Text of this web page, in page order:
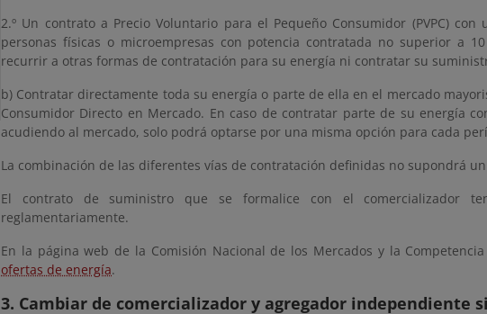
2.º Un contrato a Precio Voluntario para el Pequeño Consumidor (PVPC)
personas físicas o microempresas con potencia contratada no superior a
recurrir a otras formas de contratación para su energía ni contratar su
b) Contratar directamente toda su energía o parte de ella en el mercado
Consumidor Directo en Mercado. En caso de contratar parte de su energía
acudiendo al mercado, solo podrá optarse por una misma opción para cada
La combinación de las diferentes vías de contratación definidas no supondrá
El contrato de suministro que se formalice con el comercializador
reglamentariamente.
En la página web de la Comisión Nacional de los Mercados y la
ofertas de energía.
3. Cambiar de comercializador y agregador independiente